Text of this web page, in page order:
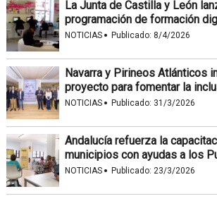
La Junta de Castilla y León
programación de formación
NOTICIAS · Publicado: 8/4/2026
Navarra y Pirineos Atlánticos
proyecto para fomentar la
NOTICIAS · Publicado: 31/3/2026
Andalucía refuerza la
municipios con ayudas a los
NOTICIAS · Publicado: 23/3/2026